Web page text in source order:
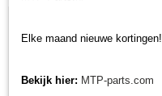
Elke maand nieuwe kortingen!
Bekijk hier: MTP-parts.com